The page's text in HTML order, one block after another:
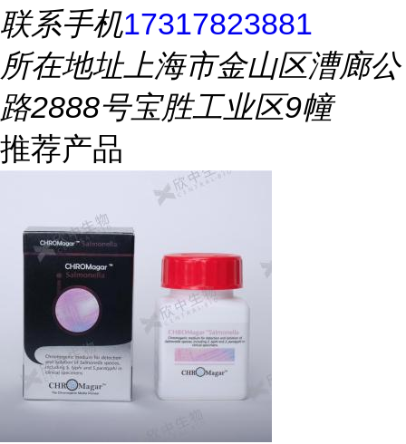
联系手机17317823881
所在地址上海市金山区漕廊公
路2888号宝胜工业区9幢
推荐产品